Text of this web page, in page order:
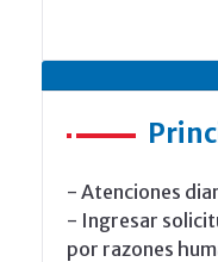
- Atenciones
- Ingresar
por razones